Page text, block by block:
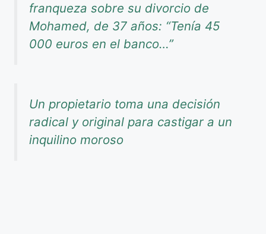
franqueza sobre su divorcio de
Mohamed, de 37 años: “Tenía 45
000 euros en el banco…”
Un propietario toma una decisión
radical y original para castigar a un
inquilino moroso